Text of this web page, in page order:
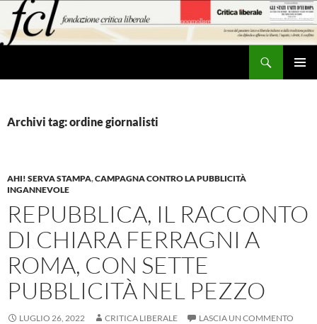
contenuto
Archivi tag: ordine giornalisti
AHI! SERVA STAMPA,CAMPAGNA CONTRO LA PUBBLICITÀ
INGANNEVOLE
REPUBBLICA, IL RACCONTO
DI CHIARA FERRAGNI A
ROMA, CON SETTE
PUBBLICITÀ NEL PEZZO
LUGLIO 26, 2022 CRITICA LIBERALE LASCIA UN COMMENTO